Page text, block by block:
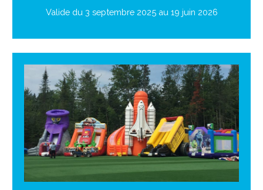
Valide du 3 septembre 2025 au 19 juin 2026